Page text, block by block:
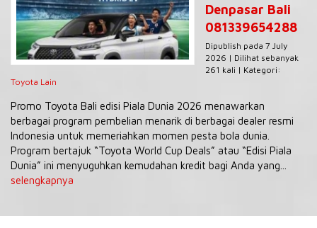
Denpasar Bali
081339654288
Dipublish pada 7 July
2026 | Dilihat sebanyak
261 kali | Kategori:
Toyota Lain
Promo Toyota Bali edisi Piala Dunia 2026 menawarkan
berbagai program pembelian menarik di berbagai dealer resmi
Indonesia untuk memeriahkan momen pesta bola dunia.
Program bertajuk “Toyota World Cup Deals” atau “Edisi Piala
Dunia” ini menyuguhkan kemudahan kredit bagi Anda yang...
selengkapnya